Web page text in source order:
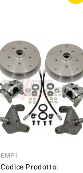
EMPI
Codice Prodotto: